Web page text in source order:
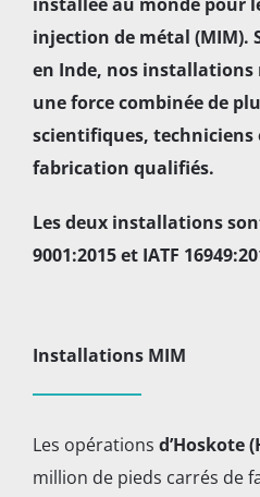
injection de métal (MIM).
en Inde, nos
une force combinée de
scientifiques, techniciens
fabrication qualifiés.
Les deux installations
9001:2015 et IATF
Installations MIM
Les opérations d’Hoskote
million de pieds carrés de